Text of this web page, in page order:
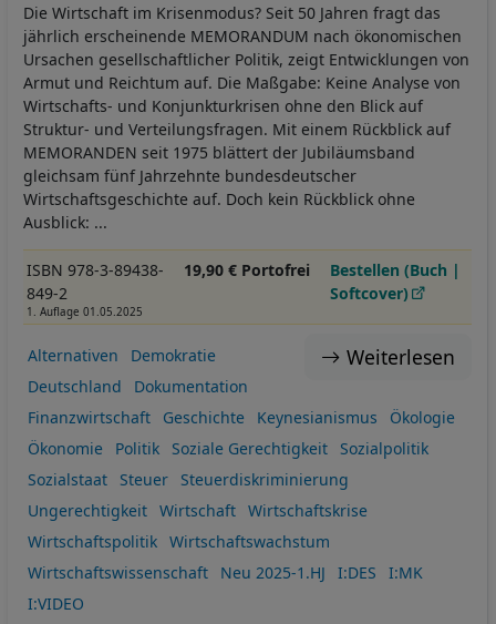
Die Wirtschaft im Krisenmodus? Seit 50 Jahren fragt das
jährlich erscheinende MEMORANDUM nach ökonomischen
Ursachen gesellschaftlicher Politik, zeigt Entwicklungen von
Armut und Reichtum auf. Die Maßgabe: Keine Analyse von
Wirtschafts- und Konjunkturkrisen ohne den Blick auf
Struktur- und Verteilungsfragen. Mit einem Rückblick auf
MEMORANDEN seit 1975 blättert der Jubiläumsband
gleichsam fünf Jahrzehnte bundesdeutscher
Wirtschaftsgeschichte auf. Doch kein Rückblick ohne
Ausblick: ...
ISBN 978-3-89438-
849-2
1. Auflage 01.05.2025
19,90 € Portofrei
Bestellen (Buch |
Softcover)
Weiterlesen
Alternativen
Demokratie
Deutschland
Dokumentation
Finanzwirtschaft
Geschichte Keynesianismus
Ökologie
Ökonomie
Politik Soziale Gerechtigkeit
Sozialpolitik
Sozialstaat
Steuer
Steuerdiskriminierung
Ungerechtigkeit
Wirtschaft
Wirtschaftskrise
Wirtschaftspolitik
Wirtschaftswachstum
Wirtschaftswissenschaft
Neu 2025-1.HJ I:DES
I:MK
I:VIDEO